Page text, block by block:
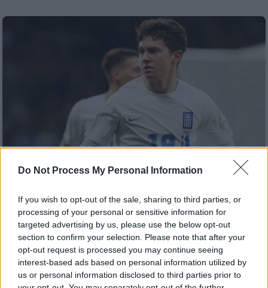
Do Not Process My Personal Information
If you wish to opt-out of the sale, sharing to third parties, or
processing of your personal or sensitive information for
targeted advertising by us, please use the below opt-out
section to confirm your selection. Please note that after your
opt-out request is processed you may continue seeing
interest-based ads based on personal information utilized by
us or personal information disclosed to third parties prior to
Αθλητισμός|18.04.2025 22:41
Τέσσερις Έλληνες ποδοσφαιριστές
βρίσκονται στους πιο έμπειρους νέους
παίκτες στον κόσμο, σύμφωνα με το
CIES